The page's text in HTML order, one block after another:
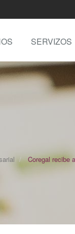
SERVIZOS
Coregal recibe